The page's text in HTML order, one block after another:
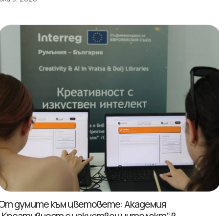
думите към цветовете: Академия